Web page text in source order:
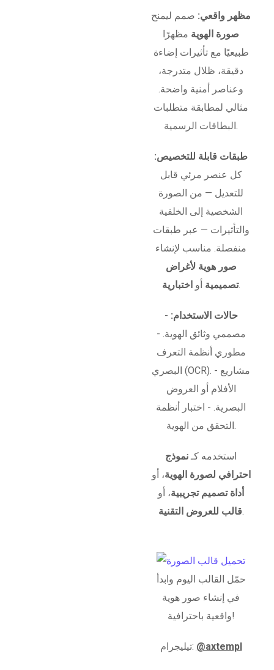
مظهر واقعي: صمم ليمنح
صورة الهوية مظهرًا
طبيعيًا مع تأثيرات إضاءة
دقيقة، ظلال متدرجة،
وعناصر أمنية واضحة.
مثالي لمطابقة متطلبات
البطاقات الرسمية.
طبقات قابلة للتخصيص:
كل عنصر مرئي قابل
للتعديل — من الصورة
الشخصية إلى الخلفية
والتأثيرات — عبر طبقات
منفصلة. مناسب لإنشاء
صور هوية لأغراض
تصميمية أو اختبارية .
حالات الاستخدام: -
مصممي وثائق الهوية. -
مطوري أنظمة التعرف
البصري (OCR). - مشاريع
الأفلام أو العروض
البصرية. - اختبار أنظمة
التحقق من الهوية.
استخدمه كـنموذج
احترافي لصورة الهوية، أو
أداة تصميم تجريبية، أو
قالب للعروض التقنية.
حمّل القالب اليوم وابدأ
في إنشاء صور هوية
واقعية باحترافية!
تيليجرام: @axtempl